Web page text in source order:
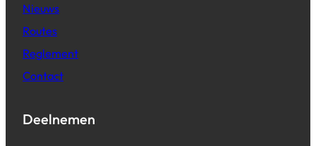
Nieuws
Routes
Reglement
Contact
Deelnemen